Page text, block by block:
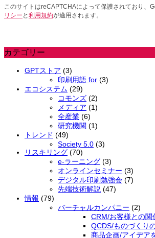
このサイトはreCAPTCHAによって保護されており、
リシー と 利用規約が適用されます。
カテゴリー
GPTストア (3)
印刷用語 for (3)
エコシステム (29)
コモンズ (2)
メディア (1)
全産業 (6)
研究機関 (1)
トレンド (49)
Society 5.0 (3)
リスキリング (70)
e-ラーニング (3)
オンラインセミナー (3)
デジタル印刷勉強会 (7)
先端技術解説 (47)
情報 (79)
バーチャルカンパニー (2)
CRM/お客様との関
QCDS/ものづくり
商品企画/アイデア
リスキリングについての概要